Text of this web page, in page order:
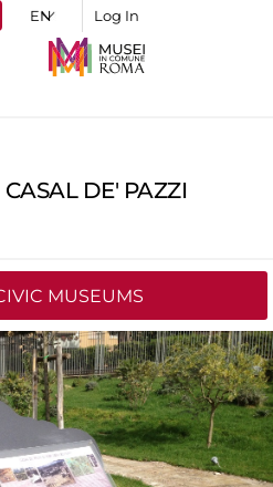
Log In
DE' PAZZI
MUSEUMS